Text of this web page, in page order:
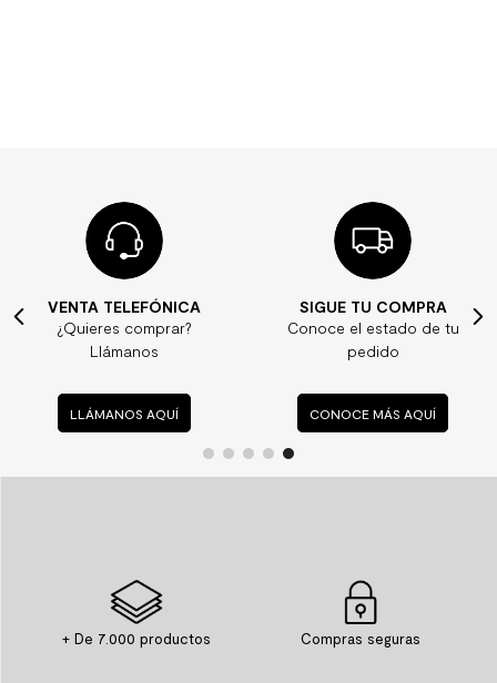
VENTA TELEFÓNICA
¿Quieres comprar?
Llámanos
LLÁMANOS AQUÍ
SIGUE TU COMPRA
Conoce el estado de tu
pedido
CONOCE MÁS AQUÍ
+ De 7.000 productos Compras seguras